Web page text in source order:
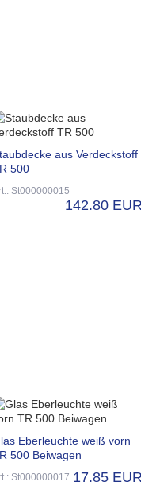
aus Verdeckstoff
500
St000000015
142.80
Eberleuchte weiß vorn
500 Beiwagen
St000000017 17.85